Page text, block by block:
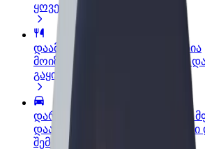
ყოველკვირეულად
დაამატე რესტორანი ან მაღაზია
მოიზიდე მეტი მომხმარებელი
გაყიდვები
დარეგისტრირდი ავტოპარკის
დაამატე შენი ავტოპარკი Bolt-
შემოსავალი